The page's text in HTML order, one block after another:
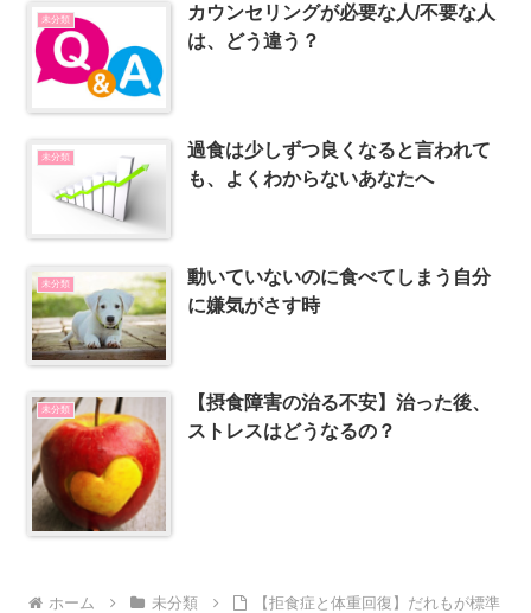
未分類
カウンセリングが必要な人/不要な人
は、どう違う？
未分類
過食は少しずつ良くなると言われて
も、よくわからないあなたへ
未分類
動いていないのに食べてしまう自分
に嫌気がさす時
未分類
【摂食障害の治る不安】治った後、
ストレスはどうなるの？
ホーム 未分類
【拒食症と体重回復】だれもが標準